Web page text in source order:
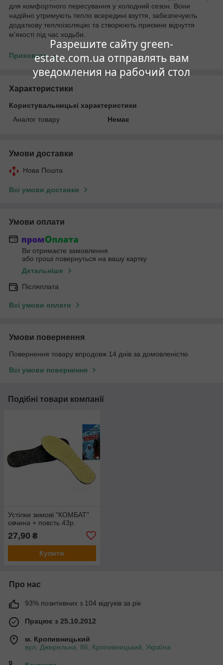
Разрешите сайту green-
estate.com.ua отправлять вам
уведомления на рабочий стол
для комфортного пересування у холодний сезон. Вони
надійно утримують тепло всередині взуття, забезпечують
додаткову теплоізоляцію та створюють приємне відчуття
м’якості під час ходьби.
Приховати
Характеристики
Користувальницькі характеристики
Аналог товару
Немає
Умови доставки
Нова Пошта
Всі умови доставки
Умови оплати
Ви отримаєте замовлення
або гроші повернуться на вашу картку
Детальніше
Післяплата
Всі умови оплати
Умови повернення
Повернення товару впродовж 14 днів за домовленістю
Всі умови повернення
Подібні товари компанії
Устілки зимові "КОМБАТ"
овчина + повсть 43р.
27,90 ₴
Купити
Про нас
93% позитивних з 104 відгуків за рік
Працює з 25.10.2012
м. Кропивницький
вул. Джерельна, 86, Кропивницький, Україна